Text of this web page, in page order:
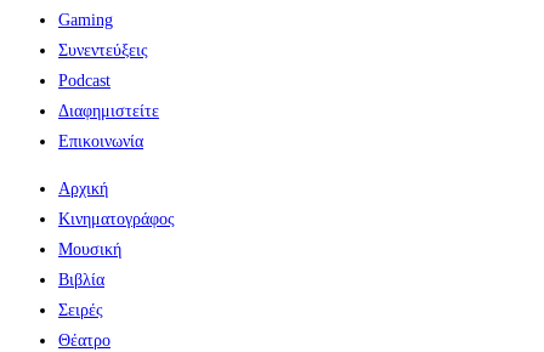
Gaming
Συνεντεύξεις
Podcast
Διαφημιστείτε
Επικοινωνία
Αρχική
Κινηματογράφος
Μουσική
Βιβλία
Σειρές
Θέατρο